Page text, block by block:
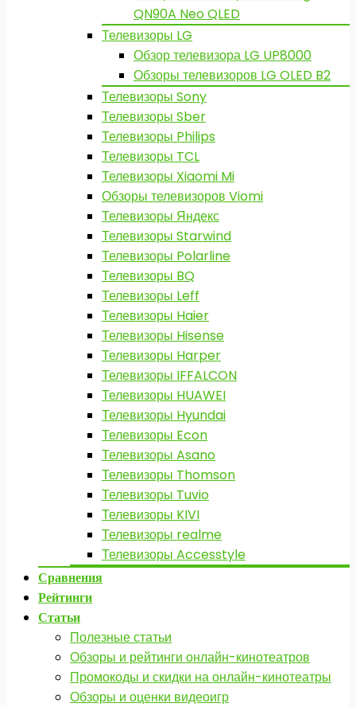
QN90A Neo QLED
Телевизоры LG
Обзор телевизора LG UP8000
Обзоры телевизоров LG OLED B2
Телевизоры Sony
Телевизоры Sber
Телевизоры Philips
Телевизоры TCL
Телевизоры Xiaomi Mi
Обзоры телевизоров Viomi
Телевизоры Яндекс
Телевизоры Starwind
Телевизоры Polarline
Телевизоры BQ
Телевизоры Leff
Телевизоры Haier
Телевизоры Hisense
Телевизоры Harper
Телевизоры IFFALCON
Телевизоры HUAWEI
Телевизоры Hyundai
Телевизоры Econ
Телевизоры Asano
Телевизоры Thomson
Телевизоры Tuvio
Телевизоры KIVI
Телевизоры realme
Телевизоры Accesstyle
Сравнения
Рейтинги
Статьи
Полезные статьи
Обзоры и рейтинги онлайн-кинотеатров
Промокоды и скидки на онлайн-кинотеатры
Обзоры и оценки видеоигр